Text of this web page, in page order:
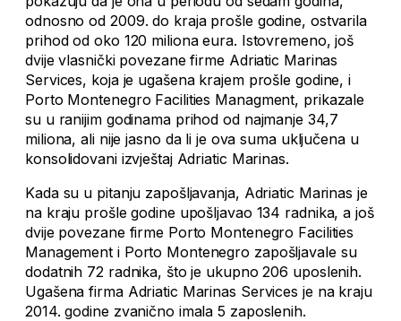
odnosno od 2009. do kraja prošle godine, ostvarila
prihod od oko 120 miliona eura. Istovremeno, još
dvije vlasnički povezane firme Adriatic Marinas
Services, koja je ugašena krajem prošle godine, i
Porto Montenegro Facilities Managment, prikazale
su u ranijim godinama prihod od najmanje 34,7
miliona, ali nije jasno da li je ova suma uključena u
konsolidovani izvještaj Adriatic Marinas.
Kada su u pitanju zapošljavanja, Adriatic Marinas je
na kraju prošle godine upošljavao 134 radnika, a još
dvije povezane firme Porto Montenegro Facilities
Management i Porto Montenegro zapošljavale su
dodatnih 72 radnika, što je ukupno 206 uposlenih.
Ugašena firma Adriatic Marinas Services je na kraju
2014. godine zvanično imala 5 zaposlenih.